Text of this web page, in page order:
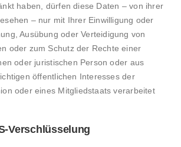
haben, dürfen diese Daten – von ihrer
– nur mit Ihrer Einwilligung oder
Ausübung oder Verteidigung von
oder zum Schutz der Rechte einer
oder juristischen Person oder aus
öffentlichen Interesses der
oder eines Mitgliedstaats verarbeitet
Verschlüsselung